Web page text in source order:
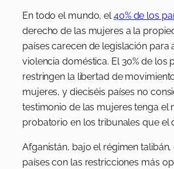
En todo el mundo, el40% de los
derecho de las mujeres a la
países carecen de legislación para
violencia doméstica. El 30% de los
restringen la libertad de
mujeres, y dieciséis países no
testimonio de las mujeres tenga el
probatorio en los tribunales que el
Afganistán, bajo el régimen
países con las restricciones más